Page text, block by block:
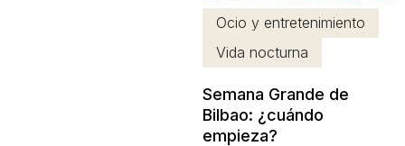
aspectos...
Ocio y entretenimiento
Vida nocturna
Semana Grande de
Bilbao: ¿cuándo
empieza?